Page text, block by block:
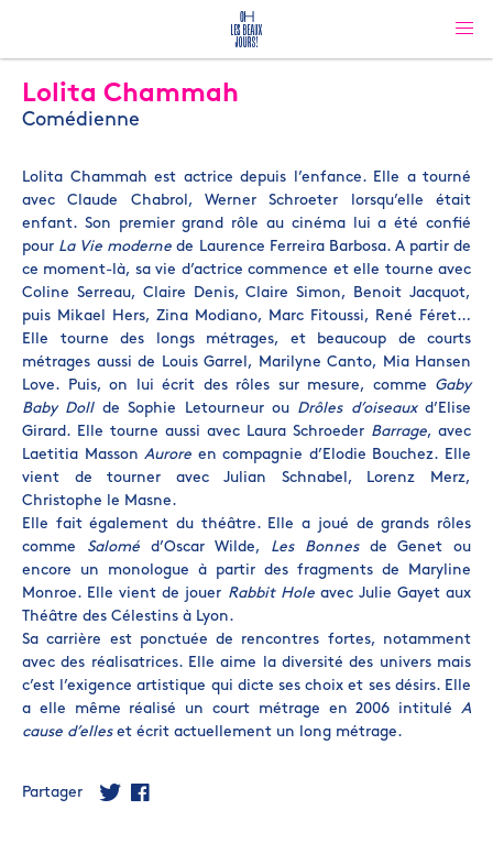
Lolita Chammah
Comédienne
Lolita Chammah est actrice depuis l’enfance. Elle a tourné
avec Claude Chabrol, Werner Schroeter lorsqu’elle était
enfant. Son premier grand rôle au cinéma lui a été confié
pour La Vie modernede Laurence Ferreira Barbosa. A partir de
ce moment-là, sa vie d’actrice commence et elle tourne avec
Coline Serreau, Claire Denis, Claire Simon, Benoit Jacquot,
puis Mikael Hers, Zina Modiano, Marc Fitoussi, René Féret…
Elle tourne des longs métrages, et beaucoup de courts
métrages aussi de Louis Garrel, Marilyne Canto, Mia Hansen
Love. Puis, on lui écrit des rôles sur mesure, comme Gaby
Baby Doll de Sophie Letourneur ou Drôles d’oiseaux d’Elise
Girard. Elle tourne aussi avec Laura Schroeder Barrage, avec
Laetitia MassonAurore en compagnie d’Elodie Bouchez. Elle
vient de tourner avec Julian Schnabel, Lorenz Merz,
Christophe le Masne.
Elle fait également du théâtre. Elle a joué de grands rôles
comme Salomé d’Oscar Wilde, Les Bonnes de Genet ou
encore un monologue à partir des fragments de Maryline
Monroe. Elle vient de jouer Rabbit Hole avec Julie Gayet aux
Théâtre des Célestins à Lyon.
Sa carrière est ponctuée de rencontres fortes, notamment
avec des réalisatrices. Elle aime la diversité des univers mais
c’est l’exigence artistique qui dicte ses choix et ses désirs. Elle
a elle même réalisé un court métrage en 2006 intitulé A
cause d’elles et écrit actuellement un long métrage.
Partager